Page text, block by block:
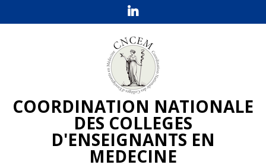
COORDINATION NATIONALE
DES COLLEGES
D'ENSEIGNANTS EN
MEDECINE